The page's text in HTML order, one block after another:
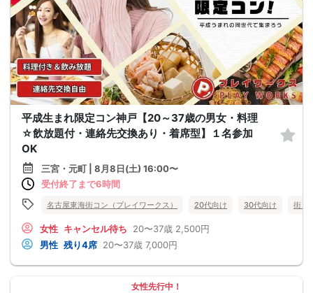
平成生まれ限定コン神戸【20～37歳の男女・料理
☆飲放題付・連絡先交換あり・着席型】１名参加
OK
三宮・元町 | 8月8日(土) 16:00〜
受付終了まで6時間
名古屋東海街コン（プレイワークス） 20代向け 30代向け 街コ
女性 キャンセル待ち 20〜37歳 2,500円
男性 残り4席 20〜37歳 7,000円
女性先行中！